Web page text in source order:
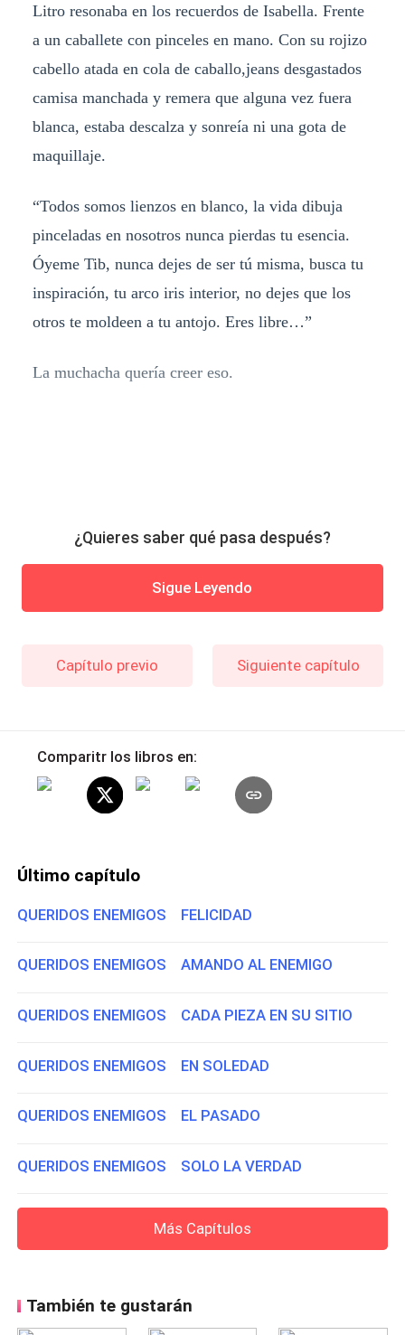
Litro resonaba en los recuerdos de Isabella. Frente
a un caballete con pinceles en mano. Con su rojizo
cabello atada en cola de caballo,jeans desgastados
camisa manchada y remera que alguna vez fuera
blanca, estaba descalza y sonreía ni una gota de
maquillaje.
“Todos somos lienzos en blanco, la vida dibuja
pinceladas en nosotros nunca pierdas tu esencia.
Óyeme Tib, nunca dejes de ser tú misma, busca tu
inspiración, tu arco iris interior, no dejes que los
otros te moldeen a tu antojo. Eres libre…”
La muchacha quería creer eso.
¿Quieres saber qué pasa después?
Sigue Leyendo
Capítulo previo Siguiente capítulo
Comparitr los libros en:
Último capítulo
QUERIDOS ENEMIGOS FELICIDAD
QUERIDOS ENEMIGOS AMANDO AL ENEMIGO
QUERIDOS ENEMIGOS CADA PIEZA EN SU SITIO
QUERIDOS ENEMIGOS EN SOLEDAD
QUERIDOS ENEMIGOS EL PASADO
QUERIDOS ENEMIGOS SOLO LA VERDAD
Más Capítulos
También te gustarán